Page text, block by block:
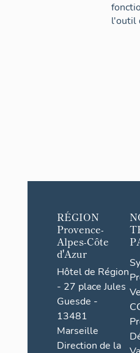
l'outil
RÉGION
Provence-
Alpes-Côte
d'Azur
Hôtel de Région
- 27 place Jules
Guesde -
13481
Marseille
Direction de la